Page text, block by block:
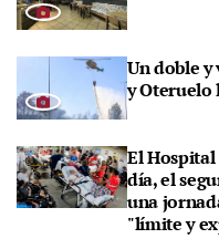
Un doble
y Oteruelo
El
día, el
una
"límite y